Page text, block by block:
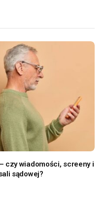
czy wiadomości, screeny i
sądowej?